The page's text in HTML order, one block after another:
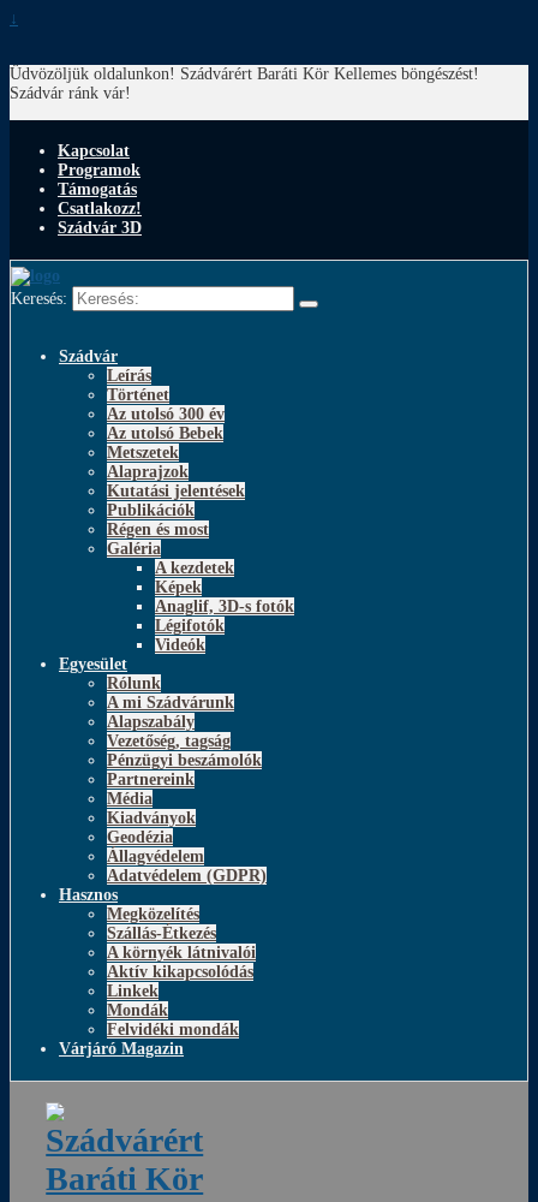
↓
Üdvözöljük oldalunkon! Szádvárért Baráti Kör Kellemes böngészést!
Szádvár ránk vár!
Kapcsolat
Programok
Támogatás
Csatlakozz!
Szádvár 3D
Keresés:
Szádvár
Leírás
Történet
Az utolsó 300 év
Az utolsó Bebek
Metszetek
Alaprajzok
Kutatási jelentések
Publikációk
Régen és most
Galéria
A kezdetek
Képek
Anaglif, 3D-s fotók
Légifotók
Videók
Egyesület
Rólunk
A mi Szádvárunk
Alapszabály
Vezetőség, tagság
Pénzügyi beszámolók
Partnereink
Média
Kiadványok
Geodézia
Állagvédelem
Adatvédelem (GDPR)
Hasznos
Megközelítés
Szállás-Étkezés
A környék látnivalói
Aktív kikapcsolódás
Linkek
Mondák
Felvidéki mondák
Várjáró Magazin